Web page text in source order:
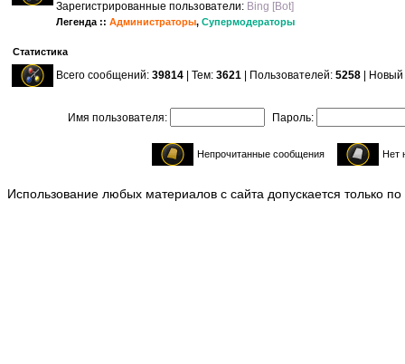
Зарегистрированные пользователи: Bing [Bot]
Легенда :: Администраторы, Супермодераторы
Статистика
Всего сообщений: 39814 | Тем: 3621 | Пользователей: 5258 |
Имя пользователя: Пароль:
Непрочитанные сообщения Нет
Использование любых материалов с сайта допускается только